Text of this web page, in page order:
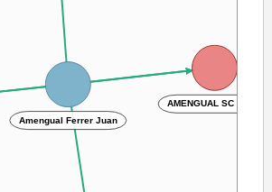
AMENGUAL SC 25 SL
Amengual Ferrer Juan